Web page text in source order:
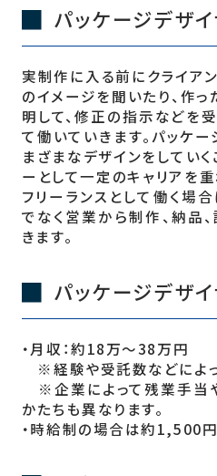
パッケージデザ
実制作に入る前にクライア
のイメージを聞いたり、作
明して、修正の指示などを
て働いていきます。パッケ
まざまなデザインをしてい
ーとして一定のキャリアを
フリーランスとして働く場
でなく営業から制作、納品
きます。
パッケージデザ
・月収：約18万〜38万円
※経験や受託数などによっ
※企業によって残業手当
かたちも異なります。
・時給制の場合は約1,500